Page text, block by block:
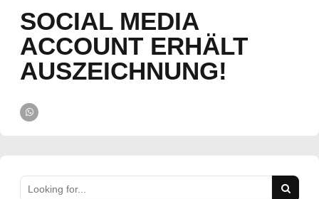
SOCIAL MEDIA
ACCOUNT ERHÄLT
AUSZEICHNUNG!